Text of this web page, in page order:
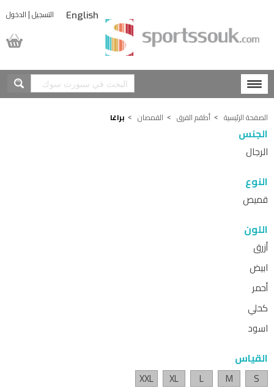
التسجيل|الدخول English
الصفحة الرئيسية أطقم الفرق القمصان براغا
الجنس
الرجال
النوع
قميص
اللون
أزرق
ابيض
أحمر
كحلي
اسود
القياس
S
M
L
XL
XXL